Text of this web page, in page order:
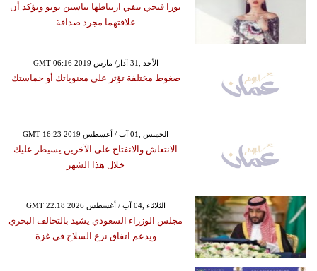
نورا فتحي تنفي ارتباطها بياسين بونو وتؤكد أن
علاقتهما مجرد صداقة
GMT 06:16 2019 الأحد ,31 آذار/ مارس
ضغوط مختلفة تؤثر على معنوياتك أو حماستك
GMT 16:23 2019 الخميس ,01 آب / أغسطس
الانتعاش والانفتاح على الآخرين يسيطر عليك
خلال هذا الشهر
GMT 22:18 2026 الثلاثاء ,04 آب / أغسطس
مجلس الوزراء السعودي يشيد بالتحالف البحري
ويدعم اتفاق نزع السلاح في غزة